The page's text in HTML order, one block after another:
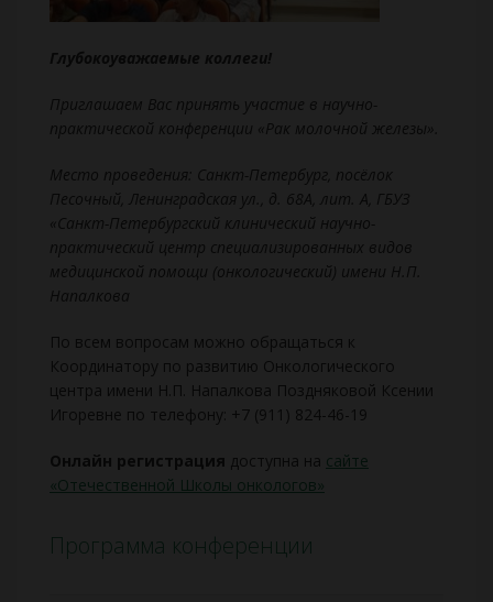
Глубокоуважаемые коллеги!
Приглашаем Вас принять участие в научно-
практической конференции «Рак молочной железы».
Место проведения: Санкт-Петербург, посёлок
Песочный, Ленинградская ул., д. 68А, лит. А, ГБУЗ
«Санкт-Петербургский клинический научно-
практический центр специализированных видов
медицинской помощи (онкологический) имени Н.П.
Напалкова
По всем вопросам можно обращаться к
Координатору по развитию Онкологического
центра имени Н.П. Напалкова Поздняковой Ксении
Игоревне по телефону: +7 (911) 824-46-19
Онлайн регистрация доступна на сайте
«Отечественной Школы онкологов»
Программа конференции